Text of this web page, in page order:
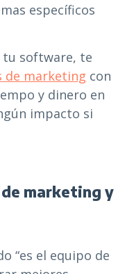
específicos
tu software, te
de marketing con
y dinero en
impacto si
marketing y
“es el equipo de